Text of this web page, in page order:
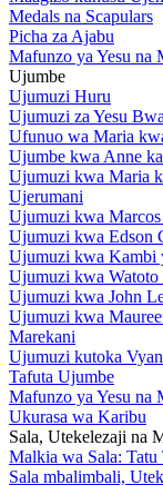
Medals na Scapulars
Picha za Ajabu
Mafunzo ya Yesu na
Ujumbe
Ujumuzi Huru
Ujumuzi za Yesu
Ufunuo wa Maria
Ujumbe kwa Anne
Ujumuzi kwa Maria
Ujerumani
Ujumuzi kwa Marcos
Ujumuzi kwa Edson
Ujumuzi kwa Kambi
Ujumuzi kwa
Ujumuzi kwa John
Ujumuzi kwa
Marekani
Ujumuzi kutoka
Tafuta Ujumbe
Mafunzo ya Yesu na
Ukurasa wa Karibu
Sala, Utekelezaji na
Malkia wa Sala: Tatu
Sala mbalimbali,